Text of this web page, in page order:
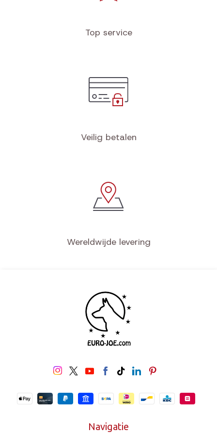
Top service
Veilig betalen
Wereldwijde levering
Navigatie